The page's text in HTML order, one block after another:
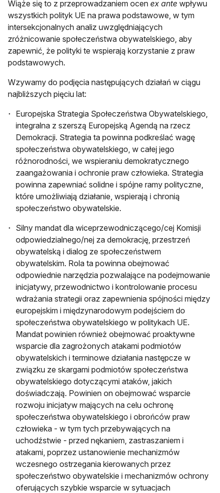
Wiąże się to z przeprowadzaniem ocen ex ante wpływu
wszystkich polityk UE na prawa podstawowe, w tym
intersekcjonalnych analiz uwzględniających
zróżnicowanie społeczeństwa obywatelskiego, aby
zapewnić, że polityki te wspierają korzystanie z praw
podstawowych.
Wzywamy do podjęcia następujących działań w ciągu
najbliższych pięciu lat:
Europejska Strategia Społeczeństwa Obywatelskiego,
integralna z szerszą Europejską Agendą na rzecz
Demokracji. Strategia ta powinna podkreślać wagę
społeczeństwa obywatelskiego, w całej jego
różnorodności, we wspieraniu demokratycznego
zaangażowania i ochronie praw człowieka. Strategia
powinna zapewniać solidne i spójne ramy polityczne,
które umożliwiają działanie, wspierają i chronią
społeczeństwo obywatelskie.
Silny mandat dla wiceprzewodniczącego/cej Komisji
odpowiedzialnego/nej za demokrację, przestrzeń
obywatelską i dialog ze społeczeństwem
obywatelskim. Rola ta powinna obejmować
odpowiednie narzędzia pozwalające na podejmowanie
inicjatywy, przewodnictwo i kontrolowanie procesu
wdrażania strategii oraz zapewnienia spójności między
europejskim i międzynarodowym podejściem do
społeczeństwa obywatelskiego w politykach UE.
Mandat powinien również obejmować proaktywne
wsparcie dla zagrożonych atakami podmiotów
obywatelskich i terminowe działania następcze w
związku ze skargami podmiotów społeczeństwa
obywatelskiego dotyczącymi ataków, jakich
doświadczają. Powinien on obejmować wsparcie
rozwoju inicjatyw mających na celu ochronę
społeczeństwa obywatelskiego i obrońców praw
człowieka - w tym tych przebywających na
uchodźstwie - przed nękaniem, zastraszaniem i
atakami, poprzez ustanowienie mechanizmów
wczesnego ostrzegania kierowanych przez
społeczeństwo obywatelskie i mechanizmów ochrony
oferujących szybkie wsparcie w sytuacjach